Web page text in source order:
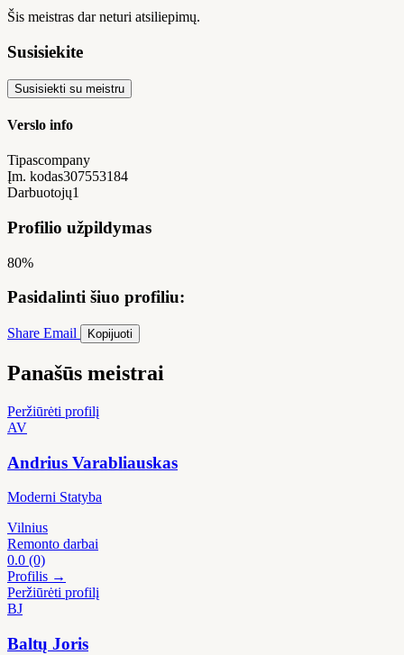
Šis meistras dar neturi atsiliepimų.
Susisiekite
Susisiekti su meistru
Verslo info
Tipascompany
Įm. kodas307553184
Darbuotojų1
Profilio užpildymas
80%
Pasidalinti šiuo profiliu:
Share Email Kopijuoti
Panašūs meistrai
Peržiūrėti profilį
AV
Andrius Varabliauskas
Moderni Statyba
Vilnius
Remonto darbai
0.0 (0)
Profilis →
Peržiūrėti profilį
BJ
Baltų Joris